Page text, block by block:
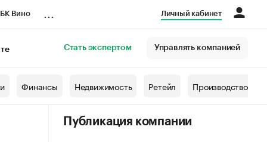
Вино Личный кабинет
Стать экспертом Управлять компанией
Финансы Недвижимость Ретейл Производство
Публикация компании